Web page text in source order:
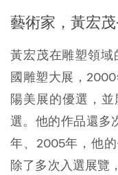
藝術家，黃宏
黃宏茂在雕塑領
國雕塑大展，
陽美展的優選，
選。他的作品還多
年、2005年，他
除了多次入選展覽